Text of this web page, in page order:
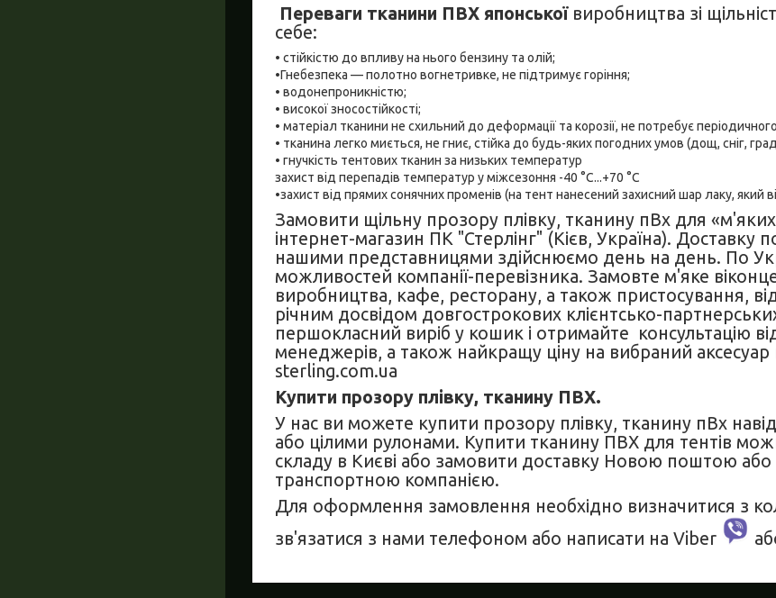
Переваги тканини ПВХ японськоївиробництва зі
себе:
• стійкістю до впливу на нього бензину та олій;
•Гнебезпека — полотно вогнетривке, не підтримує горіння;
• водонепроникністю;
• високої зносостійкості;
• матеріал тканини не схильний до деформації та корозії, не потребує
• тканина легко миється, не гниє, стійка до будь-яких погодних умов (дощ, сніг,
• гнучкість тентових тканин за низьких температур
захист від перепадів температур у міжсезоння -40 °C...+70 °C
•захист від прямих сонячних променів (на тент нанесений захисний шар лаку, який
Замовити щільну прозору плівку, тканину пВх для
інтернет-магазин ПК "Стерлінг" (Кієв, Україна). Доставку
нашими представницями здійснюємо день на день. По
можливостей компанії-перевізника. Замовте м'яке
виробництва, кафе, ресторану, а також пристосування,
річним досвідом довгострокових клієнтсько-
першокласний виріб у кошик і отримайте консультацію
менеджерів, а також найкращу ціну на вибраний аксесуар
sterling.com.ua
Купити прозору плівку, тканину ПВХ.
У нас ви можете купити прозору плівку, тканину пВх
або цілими рулонами. Купити тканину ПВХ для тентів
складу в Києві або замовити доставку Новою поштою
транспортною компанією.
Для оформлення замовлення необхідно визначитися з
зв'язатися з нами телефоном або написати на Viber